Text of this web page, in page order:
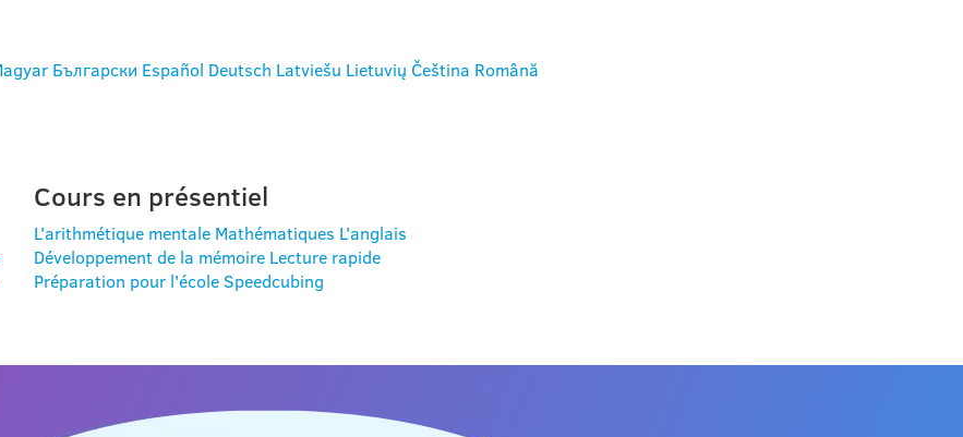
Български Español Deutsch Latviešu Lietuvių Čeština Română
Cours en présentiel
L'arithmétique mentale Mathématiques L'anglais
Développement de la mémoire Lecture rapide
Préparation pour l'école Speedcubing